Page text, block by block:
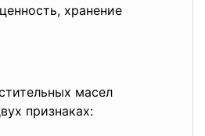
хранение
масел
признаках: